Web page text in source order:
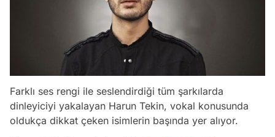
Farklı ses rengi ile seslendirdiği tüm şarkılarda
dinleyiciyi yakalayan Harun Tekin, vokal konusunda
oldukça dikkat çeken isimlerin başında yer alıyor.